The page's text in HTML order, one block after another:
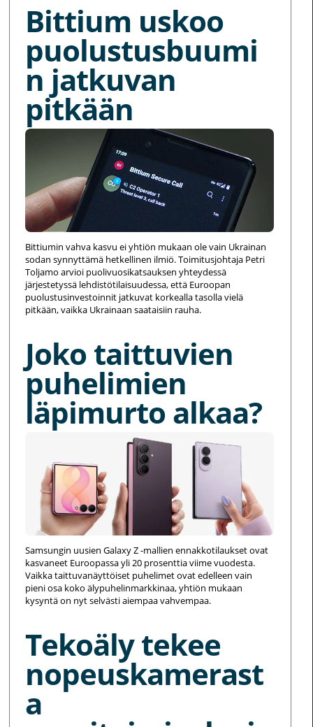
Bittium uskoo
puolustusbuumi
n jatkuvan
pitkään
Bittiumin vahva kasvu ei yhtiön mukaan ole vain Ukrainan
sodan synnyttämä hetkellinen ilmiö. Toimitusjohtaja Petri
Toljamo arvioi puolivuosikatsauksen yhteydessä
järjestetyssä lehdistötilaisuudessa, että Euroopan
puolustusinvestoinnit jatkuvat korkealla tasolla vielä
pitkään, vaikka Ukrainaan saataisiin rauha.
Joko taittuvien
puhelimien
läpimurto alkaa?
Samsungin uusien Galaxy Z -mallien ennakkotilaukset ovat
kasvaneet Euroopassa yli 20 prosenttia viime vuodesta.
Vaikka taittuvanäyttöiset puhelimet ovat edelleen vain
pieni osa koko älypuhelinmarkkinaa, yhtiön mukaan
kysyntä on nyt selvästi aiempaa vahvempaa.
Tekoäly tekee
nopeuskamerast
a